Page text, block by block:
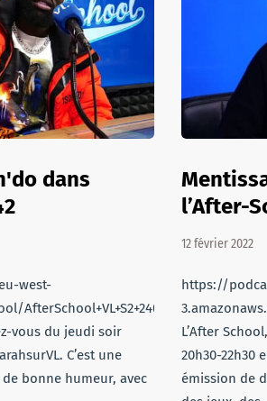
dans
west-
AfterSchool+VL+S2+240322.mp3
vous du jeudi soir
C’est une
bonne humeur, avec
l’After-
12 février 2022
https://
L’After
20h30-22h30
émission de